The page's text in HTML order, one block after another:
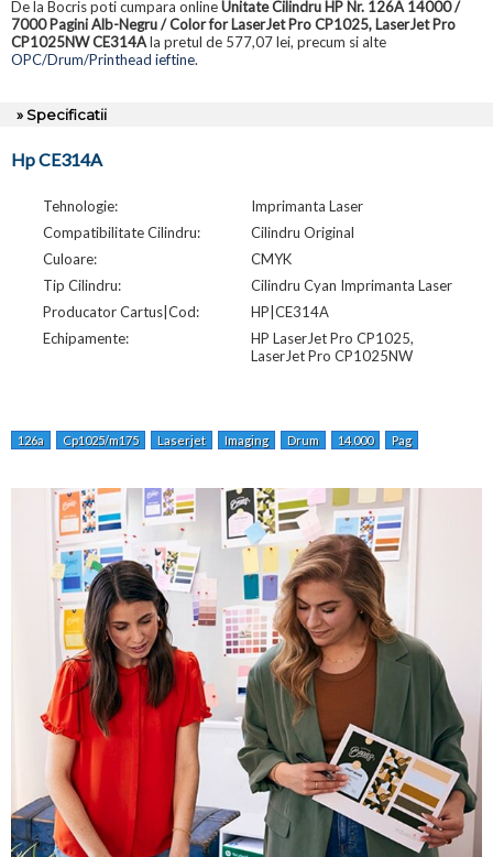
De la Bocris poti cumpara onlineUnitate Cilindru HP Nr. 126A 14000 /
7000 Pagini Alb-Negru / Color for LaserJet Pro CP1025, LaserJet Pro
CP1025NW CE314Ala pretul de 577,07 lei, precum si alte
OPC/Drum/Printhead ieftine.
» Specificatii
Hp CE314A
Tehnologie:
Imprimanta Laser
Compatibilitate Cilindru:
Cilindru Original
Culoare:
CMYK
Tip Cilindru:
Cilindru Cyan Imprimanta Laser
Producator Cartus|Cod:
HP|CE314A
Echipamente:
HP LaserJet Pro CP1025,
LaserJet Pro CP1025NW
126a Cp1025/m175 Laserjet Imaging Drum 14.000 Pag